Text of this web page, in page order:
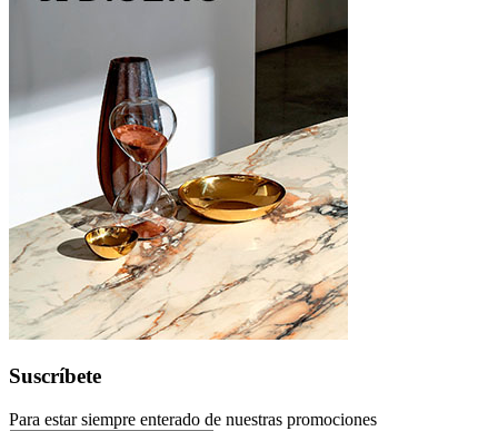
Suscríbete
Para estar siempre enterado de nuestras promociones